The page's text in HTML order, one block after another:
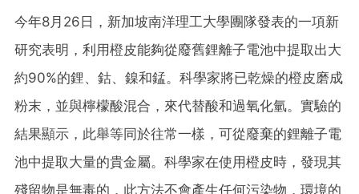
今年8月26日，新加坡南洋理工大學團隊發表的一項新
研究表明，利用橙皮能夠從廢舊鋰離子電池中提取出大
約90%的鋰、鈷、鎳和錳。科學家將已乾燥的橙皮磨成
粉末，並與檸檬酸混合，來代替酸和過氧化氫。實驗的
結果顯示，此舉等同於往常一樣，可從廢棄的鋰離子電
池中提取大量的貴金屬。科學家在使用橙皮時，發現其
殘留物是無毒的，此方法不會產生任何污染物，環境的